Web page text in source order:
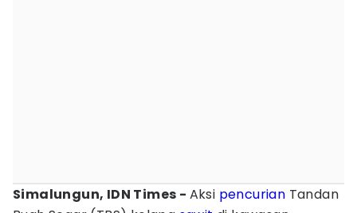
Simalungun, IDN Times - Aksi pencurian Tandan